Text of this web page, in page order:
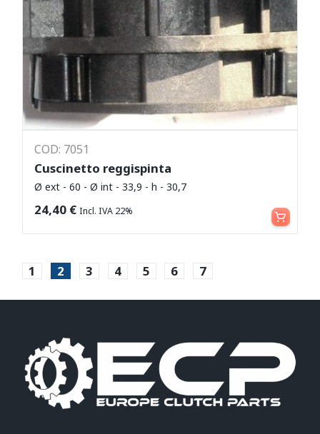
COD: 7051
Cuscinetto reggispinta
Ø ext - 60 - Ø int - 33,9 - h - 30,7
24,40 € Incl. IVA 22% Aggiungi al carrello
1 2 3 4 5 6 7